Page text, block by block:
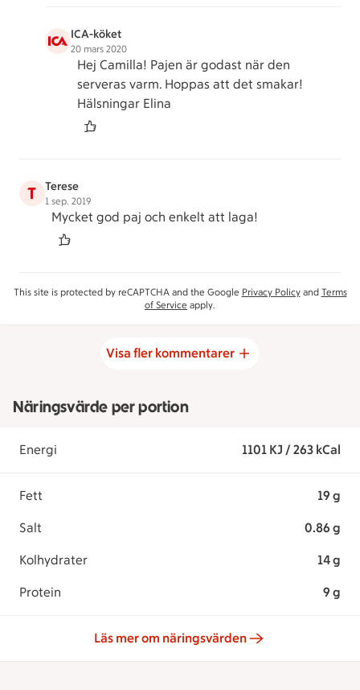
ICA-köket
20 mars 2020
Hej Camilla! Pajen är godast när den
serveras varm. Hoppas att det smakar!
Hälsningar Elina
T Terese
1 sep. 2019
Mycket god paj och enkelt att laga!
This site is protected by reCAPTCHA and the Google Privacy Policyand Terms
of Service apply.
Visa fler kommentarer
Näringsvärde per portion
Energi 1101 KJ / 263 kCal
Fett 19 g
Salt 0.86 g
Kolhydrater 14 g
Protein 9 g
Läs mer om näringsvärden